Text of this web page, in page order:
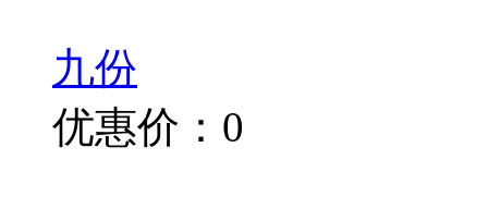
九份
优惠价：0